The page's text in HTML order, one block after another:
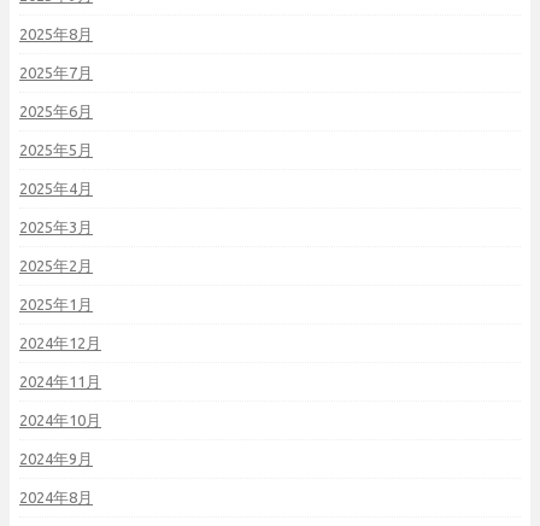
2025年8月
2025年7月
2025年6月
2025年5月
2025年4月
2025年3月
2025年2月
2025年1月
2024年12月
2024年11月
2024年10月
2024年9月
2024年8月